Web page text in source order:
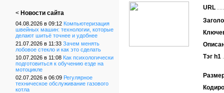
< Новости сайта
04.08.2026 в 09:12 Компьютеризация
швейных машин: технологии, которые
делают шитьё точнее и удобнее
21.07.2026 в 11:33 Зачем менять
лобовое стекло и как это сделать
10.07.2026 в 11:08 Как психологически
подготовиться к обучению езде на
мотоцикле
02.07.2026 в 06:09 Регулярное
техническое обслуживание газового
котла
URL
Тэг h1